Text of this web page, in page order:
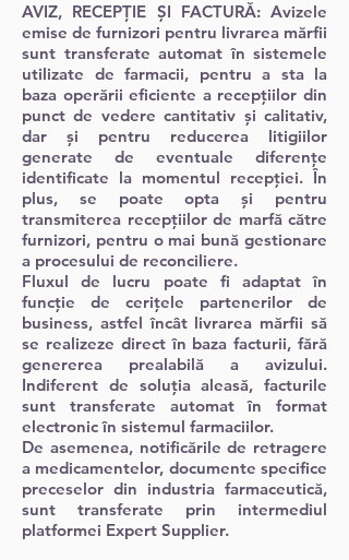
AVIZ, RECEPȚIE ȘI FACTURĂ:Avizele
emise de furnizori pentru livrarea mărfii
sunt transferate automat în sistemele
utilizate de farmacii, pentru a sta la
baza operării eficiente a recepțiilor din
punct de vedere cantitativ și calitativ,
dar și pentru reducerea litigiilor
generate de eventuale diferențe
identificate la momentul recepției. În
plus, se poate opta și pentru
transmiterea recepțiilor de marfă către
furnizori, pentru o mai bună gestionare
a procesului de reconciliere.
Fluxul de lucru poate fi adaptat în
funcție de cerițele partenerilor de
business, astfel încât livrarea mărfii să
se realizeze direct în baza facturii, fără
genererea prealabilă a avizului.
Indiferent de soluția aleasă, facturile
sunt transferate automat în format
electronic în sistemul farmaciilor.
De asemenea, notificările de retragere
a medicamentelor, documente specifice
preceselor din industria farmaceutică,
sunt transferate prin intermediul
platformei Expert Supplier.